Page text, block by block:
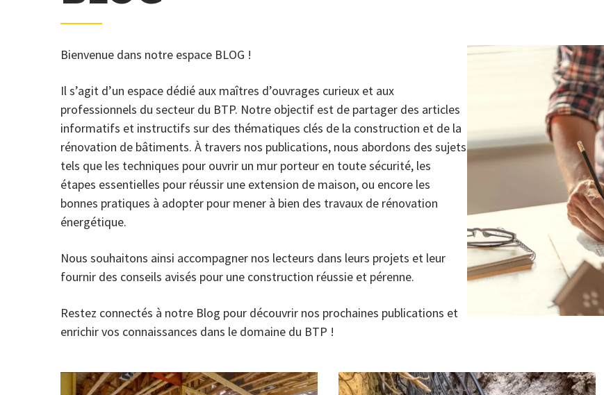
Bienvenue dans notre espace BLOG !
Il s’agit d’un espace dédié aux maîtres d’ouvrages curieux et aux
professionnels du secteur du BTP. Notre objectif est de partager des articles
informatifs et instructifs sur des thématiques clés de la construction et de la
rénovation de bâtiments. À travers nos publications, nous abordons des sujets
tels que les techniques pour ouvrir un mur porteur en toute sécurité, les
étapes essentielles pour réussir une extension de maison, ou encore les
bonnes pratiques à adopter pour mener à bien des travaux de rénovation
énergétique.
Nous souhaitons ainsi accompagner nos lecteurs dans leurs projets et leur
fournir des conseils avisés pour une construction réussie et pérenne.
Restez connectés à notre Blog pour découvrir nos prochaines publications et
enrichir vos connaissances dans le domaine du BTP !